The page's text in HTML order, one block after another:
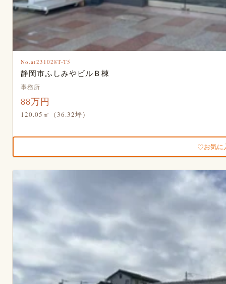
No.at231028T-T5
静岡市ふしみやビルＢ棟
事務所
88万円
120.05㎡（36.32坪）
お気に